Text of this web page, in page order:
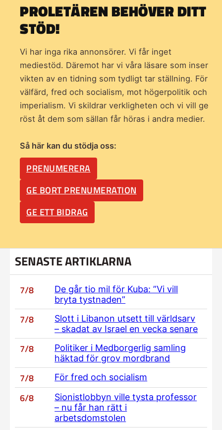
PROLETÄREN BEHÖVER DITT
STÖD!
Vi har inga rika annonsörer. Vi får inget
mediestöd. Däremot har vi våra läsare som inser
vikten av en tidning som tydligt tar ställning. För
välfärd, fred och socialism, mot högerpolitik och
imperialism. Vi skildrar verkligheten och vi vill ge
röst åt dem som sällan får höras i andra medier.
Så här kan du stödja oss:
PRENUMERERA
GE BORT PRENUMERATION
GE ETT BIDRAG
SENASTE ARTIKLARNA
7/8
De går tio mil för Kuba: ”Vi vill
bryta tystnaden”
7/8
Slott i Libanon utsett till världsarv
– skadat av Israel en vecka senare
7/8
Politiker i Medborgerlig samling
häktad för grov mordbrand
7/8 För fred och socialism
6/8
Sionistlobbyn ville tysta professor
– nu får han rätt i
arbetsdomstolen